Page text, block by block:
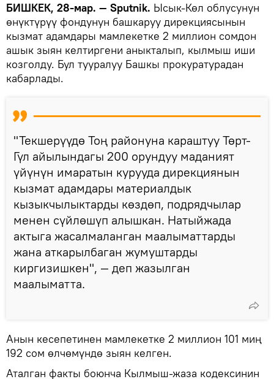
БИШКЕК, 28-мар. — Sputnik. Ысык-Көл облусунун
өнүктүрүү фондунун башкаруу дирекциясынын
кызмат адамдары мамлекетке 2 миллион сомдон
ашык зыян келтиргени аныкталып, кылмыш иши
козголду. Бул тууралуу Башкы прокуратурадан
кабарлады.
"Текшерүүдө Тоң районуна караштуу Төрт-
Гүл айылындагы 200 орундуу маданият
үйүнүн имаратын курууда дирекциянын
кызмат адамдары материалдык
кызыкчылыктарды көздөп, подрядчылар
менен сүйлөшүп алышкан. Натыйжада
актыга жасалмаланган маалыматтарды
жана аткарылбаган жумуштарды
киргизишкен", — деп жазылган
маалыматта.
Анын кесепетинен мамлекетке 2 миллион 101 миң
192 сом өлчөмүндө зыян келген.
Аталган факты боюнча Кылмыш-жаза кодексинин